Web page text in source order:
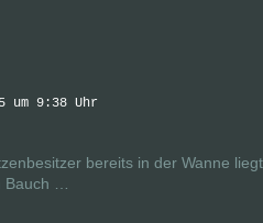
um 9:38 Uhr
bereits in der Wanne
…